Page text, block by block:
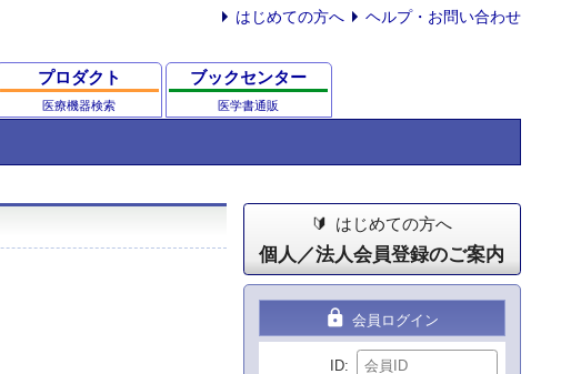
はじめての方へ ヘルプ・お問い合わせ
プロダクト
医療機器検索
ブックセンター
医学書通販
はじめての方へ
個人／法人会員登録のご案内
lock 会員ログイン
ID